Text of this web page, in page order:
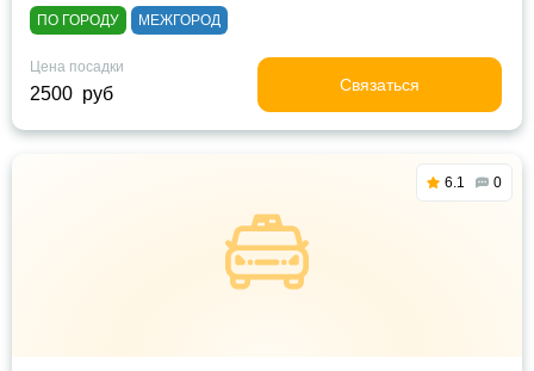
ПО ГОРОДУ МЕЖГОРОД
Цена посадки
2500 руб Связаться
6.1 0